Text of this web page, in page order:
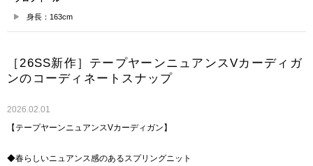
身長：163cm
［26SS新作］テープヤーンニュアンスVカーディガ
ンのコーディネートスナップ
2026.02.01
【テープヤーンニュアンスVカーディガン】
◆春らしいニュアンス感のあるスプリングニット